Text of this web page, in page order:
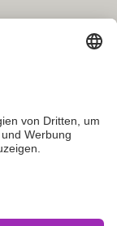
oder